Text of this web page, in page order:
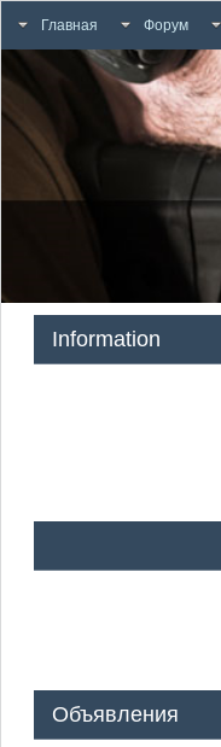
Главная Форум
Information
Объявления